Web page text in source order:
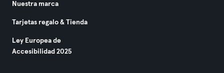
Nuestra marca
Tarjetas regalo & Tienda
Ley Europea de
Accesibilidad 2025